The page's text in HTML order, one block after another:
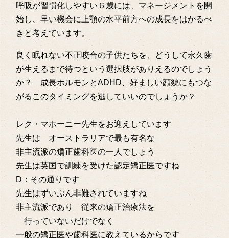
呼吸が習慣化しやすい６歳には、マネージメントを開
始し、早い機会に上顎の水平前方への成長をはかるべ
きと考えています。
良く眠れない不正咬合の子供たちを、どうして永久歯
が生えるまで待つという選択肢がありえるのでしょう
か？ 成長ホルモンとADHD、好ましい顔貌にもつな
がるこのタイミングを逃していいのでしょうか？
レク・マホーニー先生をお迎えしています
先生は オーストラリアで最も有名な
非主流派の矯正歯科医の一人でしょう
先生は英国で訓練を受けた認定矯正医ですね
D：その通りです
先生はずいぶん非難されていますね
非主流派であり 従来の矯正治療法を
行っていないだけでなく
一般の矯正医や歯科医に教えているからです